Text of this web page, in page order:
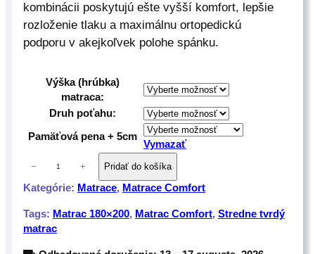
€
kombinácii poskytujú ešte vyšší komfort, lepšie
rozloženie tlaku a maximálnu ortopedickú
podporu v akejkoľvek polohe spánku.
Výška (hrúbka)
matraca:
Druh poťahu:
Pamäťová pena + 5cm
Vymazať
o
s
t
v
− + Pridať do košíka
Kategórie: Matrace, Matrace Comfort
Tags: Matrac 180×200, Matrac Comfort, Stredne tvrdý
matrac